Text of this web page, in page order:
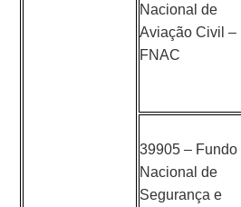
Nacional de
Aviação Civil –
FNAC
39905 – Fundo
Nacional de
Segurança e